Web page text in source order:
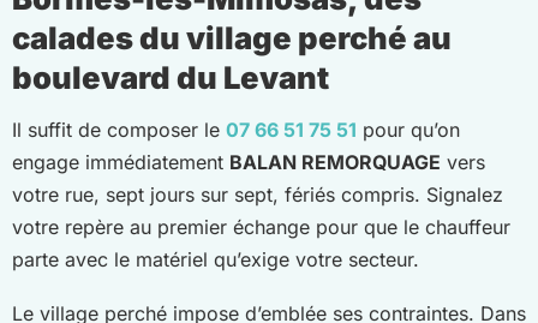
calades du village perché au
boulevard du Levant
Il suffit de composer le 07 66 51 75 51 pour qu’on
engage immédiatement BALAN REMORQUAGE vers
votre rue, sept jours sur sept, fériés compris. Signalez
votre repère au premier échange pour que le chauffeur
parte avec le matériel qu’exige votre secteur.
Le village perché impose d’emblée ses contraintes. Dans